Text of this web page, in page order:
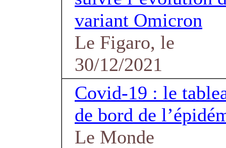
variant Omicron
Le Figaro, le
30/12/2021
Covid-19 : le
de bord de
Le Monde